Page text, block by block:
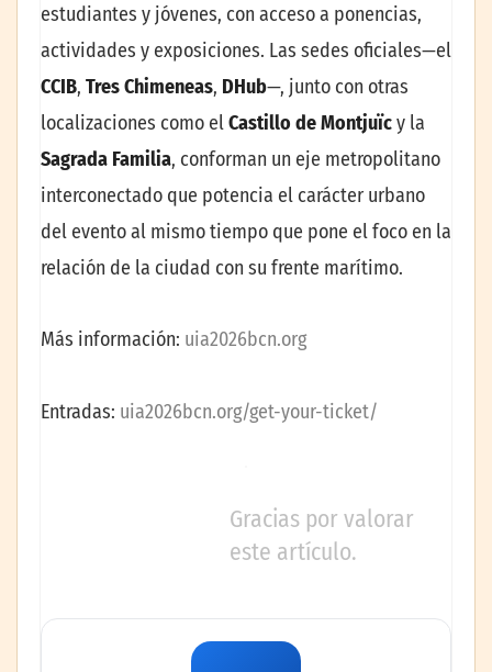
estudiantes y jóvenes, con acceso a ponencias,
actividades y exposiciones. Las sedes oficiales—el
CCIB, Tres Chimeneas, DHub—, junto con otras
localizaciones como elCastillo de Montjuïcy la
Sagrada Familia, conforman un eje metropolitano
interconectado que potencia el carácter urbano
del evento al mismo tiempo que pone el foco en la
relación de la ciudad con su frente marítimo.
Más información: uia2026bcn.org
Entradas: uia2026bcn.org/get-your-ticket/
Gracias por valorar
este artículo.